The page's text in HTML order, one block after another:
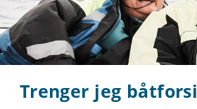
Trenger jeg